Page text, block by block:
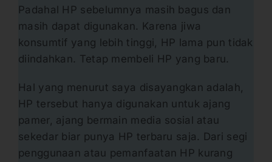
Padahal HP sebelumnya masih bagus dan
masih dapat digunakan. Karena jiwa
konsumtif yang lebih tinggi, HP lama pun tidak
diindahkan. Tetap membeli HP yang baru.
Hal yang menurut saya disayangkan adalah,
HP tersebut hanya digunakan untuk ajang
pamer, ajang bermain media sosial atau
sekedar biar punya HP terbaru saja. Dari segi
penggunaan atau pemanfaatan HP kurang